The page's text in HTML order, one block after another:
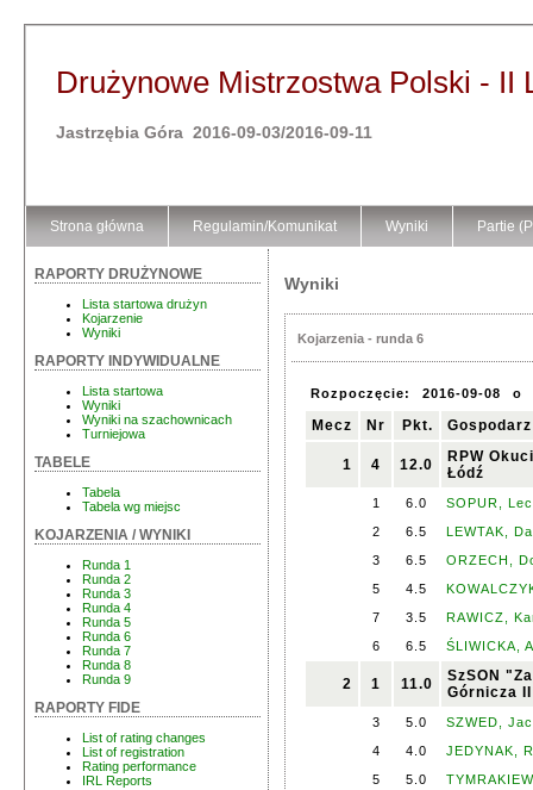
Drużynowe Mistrzostwa Polski - II
Jastrzębia Góra 2016-09-03/2016-09-11
Strona główna Regulamin/Komunikat Wyniki Partie
RAPORTY DRUŻYNOWE
Lista startowa drużyn
Kojarzenie
Wyniki
RAPORTY INDYWIDUALNE
Lista startowa
Wyniki
Wyniki na szachownicach
Turniejowa
TABELE
Tabela
Tabela wg miejsc
KOJARZENIA / WYNIKI
Runda 1
Runda 2
Runda 3
Runda 4
Runda 5
Runda 6
Runda 7
Runda 8
Runda 9
RAPORTY FIDE
List of rating changes
List of registration
Rating performance
IRL Reports
Wyniki
Kojarzenia - runda 6
Rozpoczęcie: 2016-09-08 o
Mecz Nr Pkt. Gospodarz
1 4 12.0
RPW
Łódź
1 6.0
SOPUR,
2
6.5
LEWTAK,
3
6.5
ORZECH,
5
4.5
7
3.5
RAWICZ,
6
6.5 ŚLIWICKA,
2 1 11.0
SzSON
Górnicza II
3 5.0
SZWED,
4
4.0
JEDYNAK,
5
5.0